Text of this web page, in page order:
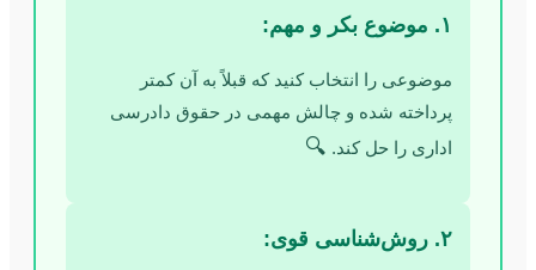
۱. موضوع بکر و مهم:
موضوعی را انتخاب کنید که قبلاً به آن کمتر
پرداخته شده و چالش مهمی در حقوق دادرسی
اداری را حل کند. 🔍
۲. روش‌شناسی قوی: